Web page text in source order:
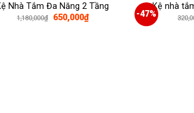
Nhà Tắm Đa Năng 2 Tầng
1,180,000₫
Giá
650,000₫Giá
hiện
-47%
Kệ nhà